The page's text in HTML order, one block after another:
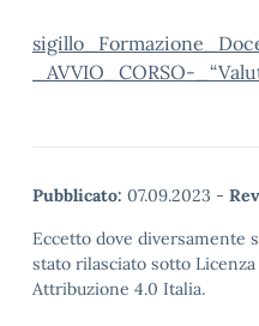
_AVVIO_CORSO-
Pubblicato: 07.09.2023 -
Eccetto dove diversamente
stato rilasciato sotto
Attribuzione 4.0 Italia.